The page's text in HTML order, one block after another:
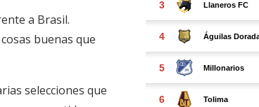
a Brasil.
buenas que
selecciones que